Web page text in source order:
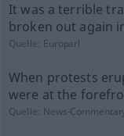
It was a terrible
broken out again
Quelle: Europarl
When protests
were at the
Quelle: News-